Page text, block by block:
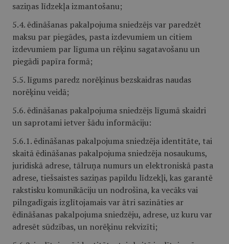
saziņas līdzekļa izmantošanu;
5.4. ēdināšanas pakalpojuma sniedzējs var paredzēt
maksu par piegādes, pasta izdevumiem un citiem
izdevumiem par līguma un rēķinu sagatavošanu un
piegādi papīra formā;
5.5. līgums paredz norēķinus bezskaidras naudas
norēķinu veidā;
5.6. ēdināšanas pakalpojuma sniedzējs līgumā skaidri
un saprotami ietver šādu informāciju:
5.6.1. ēdināšanas pakalpojuma sniedzēja identitāte, tai
skaitā ēdināšanas pakalpojuma sniedzēja nosaukums,
juridiskā adrese, tālruņa numurs un elektroniskā pasta
adrese, tiešsaistes saziņas papildu līdzekļi, kas garantē
rakstisku komunikāciju un nodrošina, ka vecāks vai
pilngadīgais izglītojamais var ātri sazināties ar
ēdināšanas pakalpojuma sniedzēju, adrese, uz kuru var
adresēt sūdzības, un norēķinu rekvizīti;